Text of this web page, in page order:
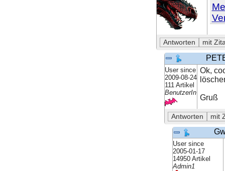
User since
2009-08-24
111 Artikel
BenutzerIn
Ok,
Gruß
User since
2005-01-17
14950 Artikel
Admin1